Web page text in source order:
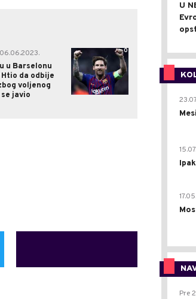
06.06.2023.
u Barselonu
da odbije
voljenog
javio
0
U
Pre